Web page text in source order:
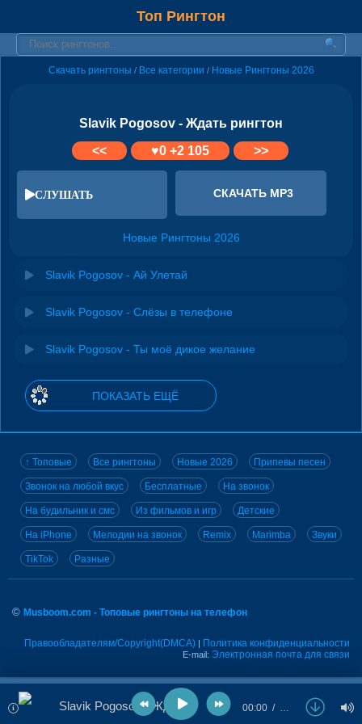
Топ Рингтон
Скачать рингтоны / Все категории / Новые Рингтоны 2026
Slavik Pogosov - Ждать рингтон
<<
♥0 +2 105 >>
СЛУШАТЬ СКАЧАТЬ MP3
Новые Рингтоны 2026
Slavik Pogosov - Ай Улетай
Slavik Pogosov - Слёзы в телефоне
Slavik Pogosov - Ты моё дикое желание
ПОКАЗАТЬ ЕЩЁ
↑ Топовые Все рингтоны Новые 2026 Припевы песен
Звонок на любой вкус Бесплатные На звонок
На будильник и смс Из фильмов и игр Детские
На iPhone Мелодии на звонок Remix Marimba Звуки
TikTok Разные
© Musboom.com - Топовые рингтоны на телефон
Правообладателям/Copyright(DMCA) | Политика конфиденциальности
E-mail: Электронная почта для связи
Slavik Pogosov - Ждать 00:00 …